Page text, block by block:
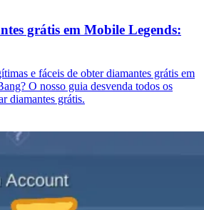
grátis em Mobile Legends:
e fáceis de obter diamantes grátis em
O nosso guia desvenda todos os
diamantes grátis.